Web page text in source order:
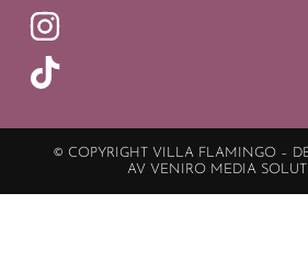
© COPYRIGHT VILLA FLAMINGO –
AV VENIRO MEDIA